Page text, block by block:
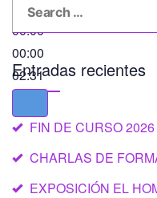
00:00
00:00
02:31
Entradas recientes
FIN DE CURSO 2026
CHARLAS DE
EXPOSICIÓN EL